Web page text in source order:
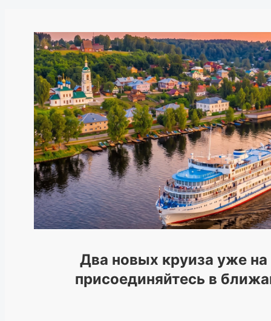
Два новых круиза уже
присоединяйтесь в